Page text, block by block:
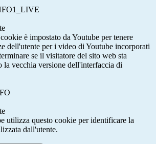
è impostato da Youtube per tenere
dell'utente per i video di Youtube incorporati
se il visitatore del sito web sta
la vecchia versione dell'interfaccia di
utilizza questo cookie per identificare la
dall'utente.